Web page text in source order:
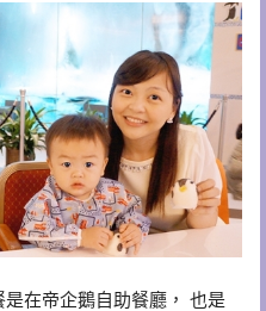
在帝企鵝自助餐廳， 也是